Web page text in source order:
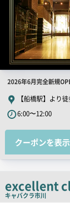
店
舗
PR
キ
ャ
チ
ー
2026年6月完全新規
【船橋駅】より
6:00〜12:00
クーポンを表示
excellent
キャバクラ市川